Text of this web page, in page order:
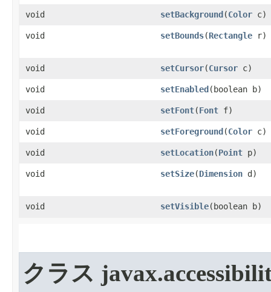
void setBackground ​(Color c)
void setBounds​(Rectangle r)
void setCursor​(Cursor c)
void setEnabled ​(boolean b)
void setFont​(Font f)
void setForeground ​(Color c)
void setLocation​(Point p)
void setSize​(Dimension d)
void setVisible​(boolean b)
クラス